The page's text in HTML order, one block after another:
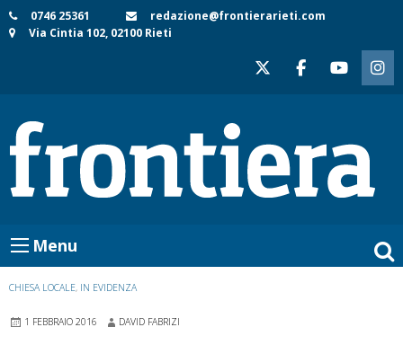
Skip
to
0746 25361
redazione@frontierarieti.com
Via Cintia 102, 02100 Rieti
Menu
CHIESA LOCALE, IN EVIDENZA
1 FEBBRAIO 2016 DAVID FABRIZI